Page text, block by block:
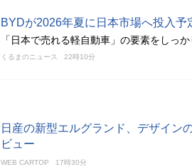
BYDが2026年夏に日本市場へ投入
「日本で売れる軽自動車」の要素をしっ
くるまのニュース 22時10分
日産の新型エルグランド、デザイン
ビュー
WEB CARTOP 17時30分